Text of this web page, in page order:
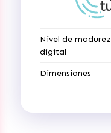
Nivel de madurez
digital
Dimensiones